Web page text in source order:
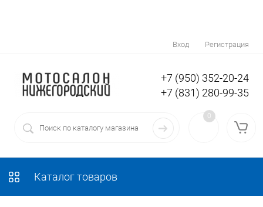
Вход Регистрация
+7 (950) 352-20-24
+7 (831) 280-99-35
0
Каталог товаров